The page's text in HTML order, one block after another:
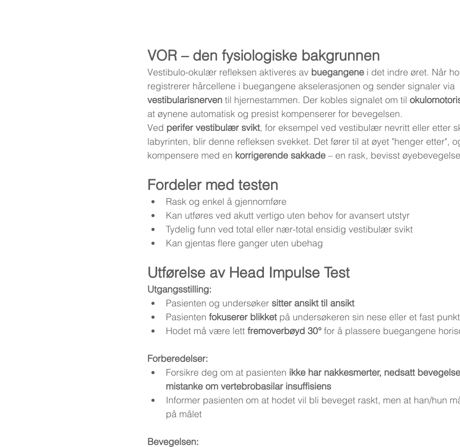
VOR – den fysiologiske bakgrunnen
Vestibulo-okulær refleksen aktiveres av buegangene i det indre øret. Når
registrerer hårcellene i buegangene akselerasjonen og sender signaler via
vestibularisnerven til hjernestammen. Der kobles signalet om til
at øynene automatisk og presist kompenserer for bevegelsen.
Ved perifer vestibulær svikt, for eksempel ved vestibulær nevritt eller etter
labyrinten, blir denne refleksen svekket. Det fører til at øyet "henger etter",
kompensere med en korrigerende sakkade – en rask, bevisst
Fordeler med testen
Rask og enkel å gjennomføre
Kan utføres ved akutt vertigo uten behov for avansert utstyr
Tydelig funn ved total eller nær-total ensidig vestibulær svikt
Kan gjentas flere ganger uten ubehag
Utførelse av Head Impulse Test
Utgangsstilling:
Pasienten og undersøker sitter ansikt til ansikt
Pasienten fokuserer blikket på undersøkeren sin nese eller et fast
Hodet må være lett fremoverbøyd 30° for å plassere buegangene
Forberedelser:
Forsikre deg om at pasienten ikke har nakkesmerter, nedsatt
mistanke om vertebrobasilar insuffisiens
Informer pasienten om at hodet vil bli beveget raskt, men at han/hun
på målet
Bevegelsen: